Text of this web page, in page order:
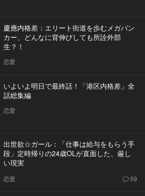
慶應内格差：エリート街道を歩むメガバン
カー、どんなに背伸びしても所詮外部
生？！
恋愛
いよいよ明日で最終話！「港区内格差」全
話総集編
恋愛
出世欲☆ガール：「仕事は給与をもらう手
段」定時帰りの24歳OLが直面した、厳し
い現実
恋愛 59